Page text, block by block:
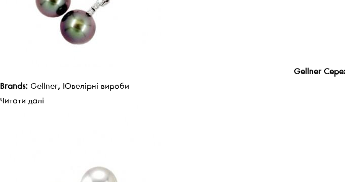
Gellner
Brands: Gellner, Ювелірні вироби
Читати далі